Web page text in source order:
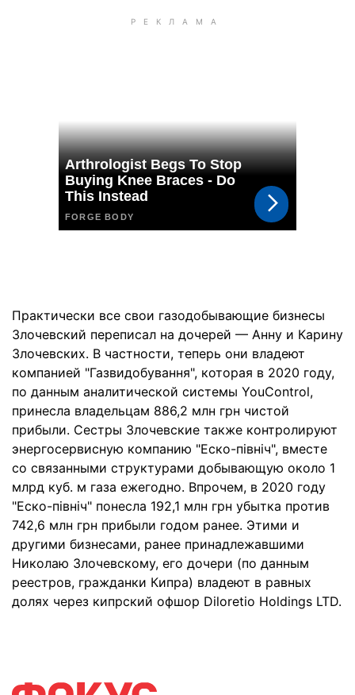
Практически все свои газодобывающие бизнесы
Злочевский переписал на дочерей — Анну и Карину
Злочевских. В частности, теперь они владеют
компанией "Газвидобування", которая в 2020 году,
по данным аналитической системы YouControl,
принесла владельцам 886,2 млн грн чистой
прибыли. Сестры Злочевские также контролируют
энергосервисную компанию "Еско-північ", вместе
со связанными структурами добывающую около 1
млрд куб. м газа ежегодно. Впрочем, в 2020 году
"Еско-північ" понесла 192,1 млн грн убытка против
742,6 млн грн прибыли годом ранее. Этими и
другими бизнесами, ранее принадлежавшими
Николаю Злочевскому, его дочери (по данным
реестров, гражданки Кипра) владеют в равных
долях через кипрский офшор Diloretio Holdings LTD.